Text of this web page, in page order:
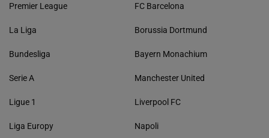
Premier League
La Liga
Bundesliga
Serie A
Ligue 1
Liga Europy
FC Barcelona
Borussia Dortmund
Bayern Monachium
Manchester United
Liverpool FC
Napoli